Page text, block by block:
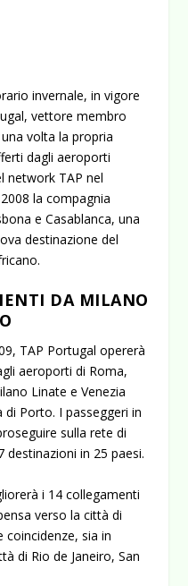
invernale, in vigore
vettore membro
volta la propria
dagli aeroporti
network TAP nel
la compagnia
e Casablanca, una
destinazione del
DA MILANO
TAP Portugal opererà
aeroporti di Roma,
Linate e Venezia
di Porto. I passeggeri in
sulla rete di
destinazioni in 25 paesi.
i 14 collegamenti
verso la città di
sia in
di Rio de Janeiro, San